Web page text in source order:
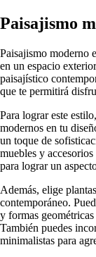
Paisajismo
Paisajismo moderno
en un espacio
paisajístico
que te permitirá
Para lograr este
modernos en tu
un toque de
muebles y
para lograr un
Además, elige
contemporáneo.
y formas
También puedes
minimalistas para